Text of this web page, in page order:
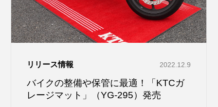
リリース情報 2022.12.9
バイクの整備や保管に最適！「KTCガ
レージマット」（YG-295）発売